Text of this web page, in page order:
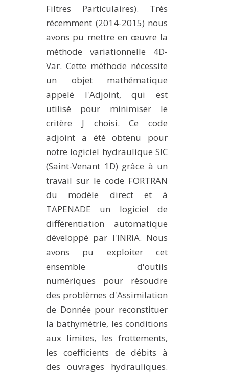
Filtres Particulaires). Très
récemment (2014-2015) nous
avons pu mettre en œuvre la
méthode variationnelle 4D-
Var. Cette méthode nécessite
un objet mathématique
appelé l'Adjoint, qui est
utilisé pour minimiser le
critère J choisi. Ce code
adjoint a été obtenu pour
notre logiciel hydraulique SIC
(Saint-Venant 1D) grâce à un
travail sur le code FORTRAN
du modèle direct et à
TAPENADE un logiciel de
différentiation automatique
développé par l'INRIA. Nous
avons pu exploiter cet
ensemble d'outils
numériques pour résoudre
des problèmes d'Assimilation
de Donnée pour reconstituer
la bathymétrie, les conditions
aux limites, les frottements,
les coefficients de débits à
des ouvrages hydrauliques.